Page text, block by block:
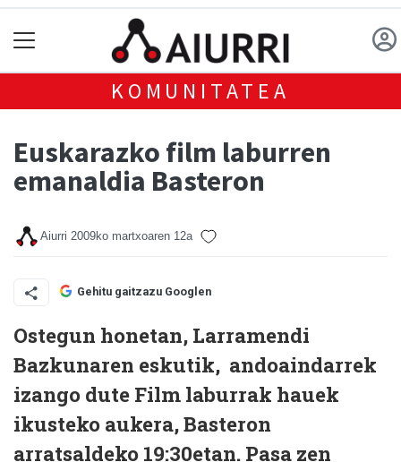
KOMUNITATEA
Euskarazko film laburren
emanaldia Basteron
Aiurri 2009ko martxoaren 12a
Gehitu gaitzazu Googlen
Ostegun honetan, Larramendi
Bazkunaren eskutik, andoaindarrek
izango dute Film laburrak hauek
ikusteko aukera, Basteron
arratsaldeko 19:30etan. Pasa zen